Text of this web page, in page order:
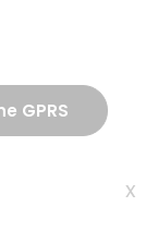
GPRS
x